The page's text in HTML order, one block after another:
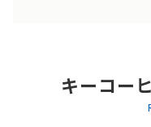
キーコー